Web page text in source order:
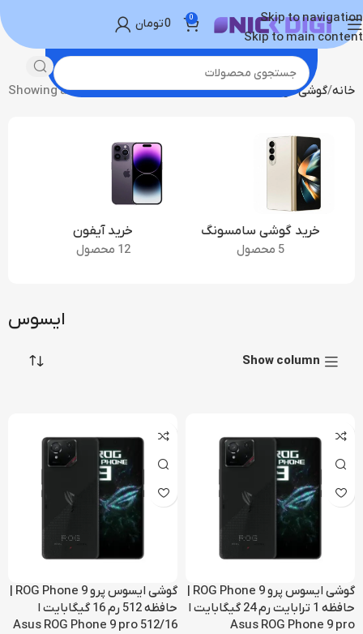
Skip to navigation
Skip to main content
0
0تومان
خانه گوشی موبایل ایسوس Showing all 2 results
خرید گوشی سامسونگ
5 محصول
خرید آیفون
12 محصول
ایسوس
Show column
حافظه 1 ترابایت رم 24 گیگابایت ا
Asus ROG Phone 9 pro
حافظه 512 رم 16 گیگابایت ا
Asus ROG Phone 9 pro 512/16